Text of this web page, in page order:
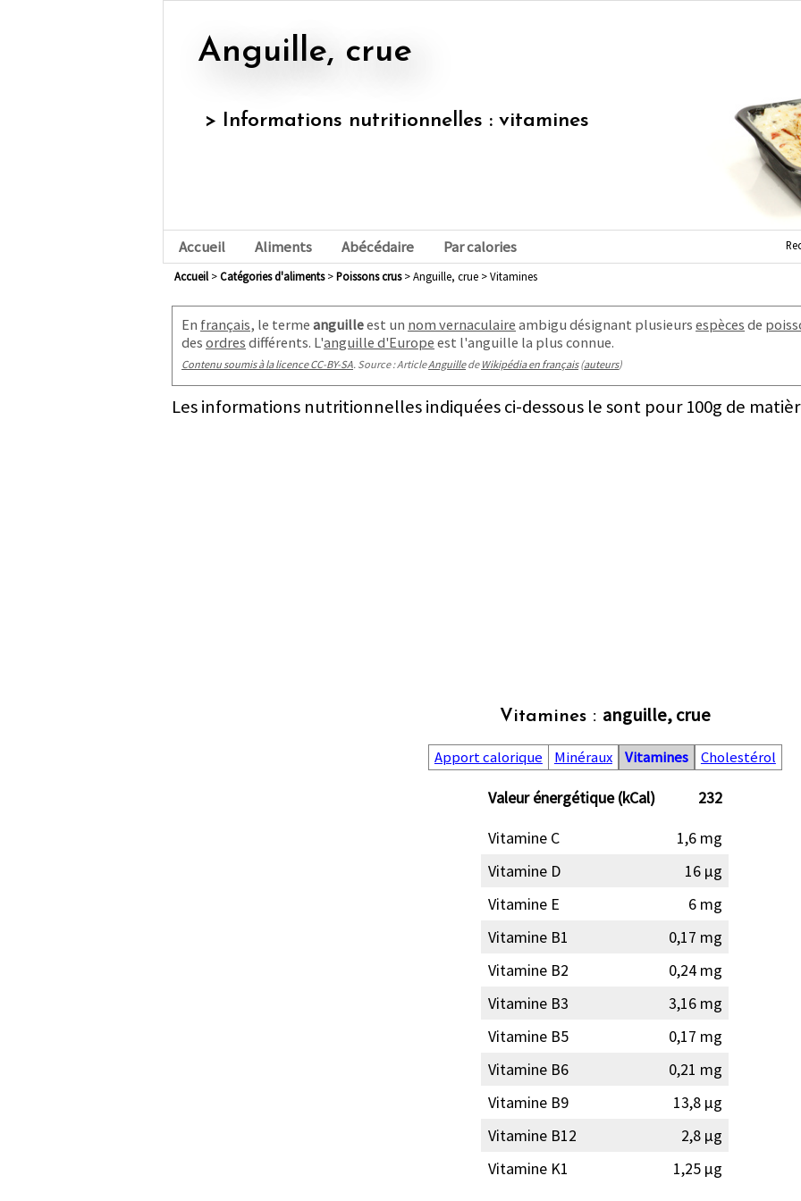
Anguille, crue
> Informations nutritionnelles : vitamines
Accueil Aliments Abécédaire Par calories
Accueil> Catégories d'aliments> poissons crus> Anguille, crue > Vitamines
En français, le termeanguilleest un nom vernaculaire ambigu désignant plusieursespèces de
desordres différents. L'anguille d'Europe est l'anguille la plus connue.
Contenu soumis à la licence CC-BY-SA. Source : ArticleAnguillede Wikipédia en français(auteurs)
Les informations nutritionnelles indiquées ci-dessous le sont pour 100g de
Vitamines : anguille, crue
Apport calorique Minéraux Vitamines Cholestérol
Valeur énergétique (kCal)
232
Vitamine C
1,6 mg
Vitamine D
16 µg
Vitamine E
6 mg
Vitamine B1
0,17 mg
Vitamine B2
0,24 mg
Vitamine B3
3,16 mg
Vitamine B5
0,17 mg
Vitamine B6
0,21 mg
Vitamine B9
13,8 µg
Vitamine B12
2,8 µg
Vitamine K1
1,25 µg